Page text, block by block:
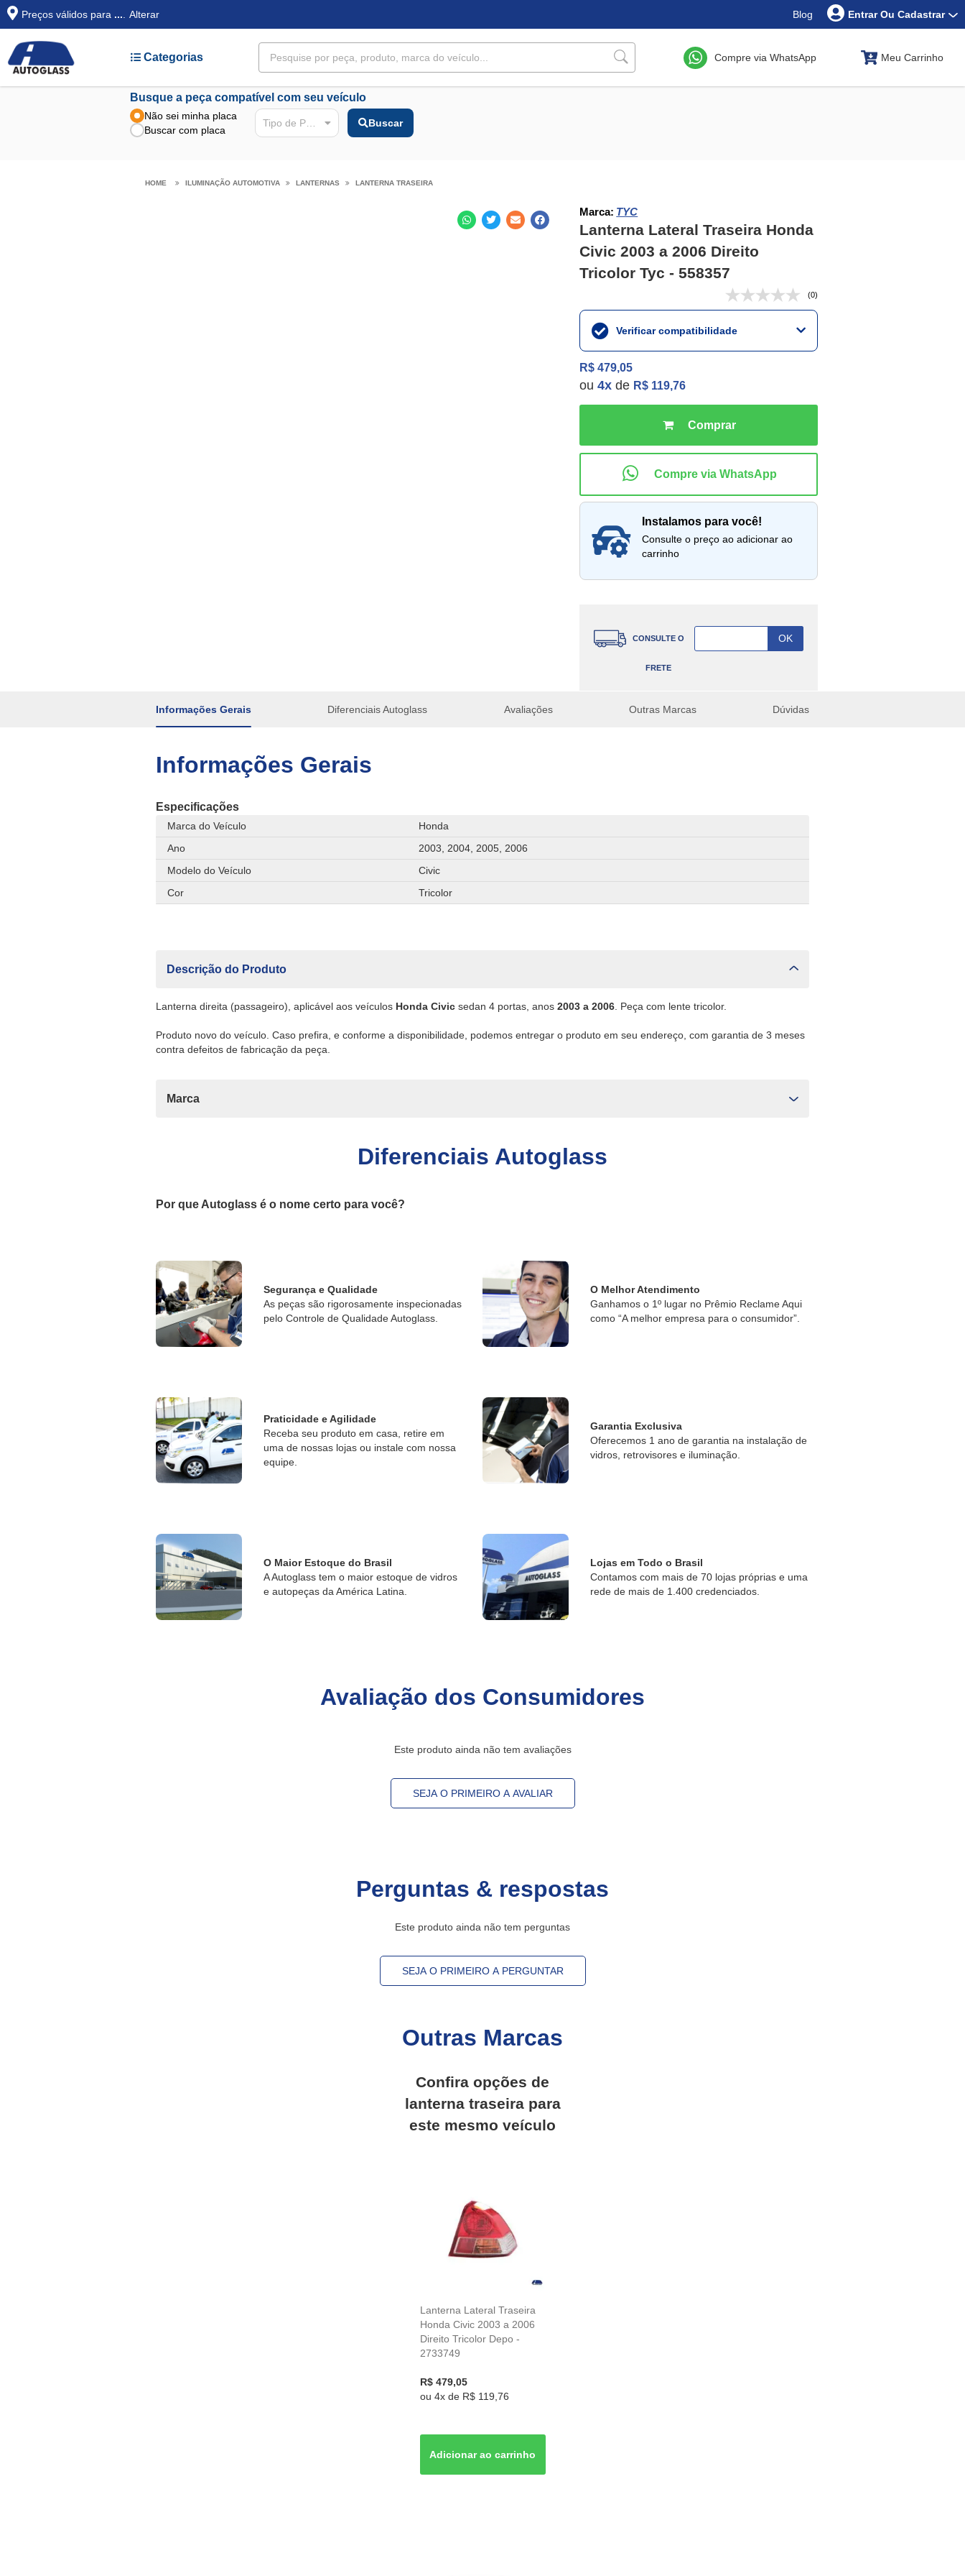
Preços válidos para ... Alterar Blog Entrar Ou Cadastrar
Categorias Compre via WhatsApp Meu Carrinho
Busque a peça compatível com seu veículo
Não sei minha placa
Buscar com placa
Tipo de Peça Buscar
ILUMINAÇÃO AUTOMOTIVA LANTERNAS LANTERNA TRASEIRA
Marca: TYC
Lanterna Lateral Traseira Honda
Civic 2003 a 2006 Direito
Tricolor Tyc - 558357
(0)
Verificar compatibilidade
R$ 479,05
ou4x de R$ 119,76
instalamos para você!
Consulte o preço ao adicionar ao
carrinho
CONSULTE O
FRETE
Informações Gerais Diferenciais Autoglass Avaliações Outras Marcas Dúvidas
Informações Gerais
Especificações
Marca do Veículo
Honda
Ano
2003, 2004, 2005, 2006
Modelo do Veículo
Civic
Cor
Tricolor
Descrição do Produto
Lanterna direita (passageiro), aplicável aos veículos Honda Civic sedan 4 portas, anos 2003 a 2006 . Peça com lente tricolor.
Produto novo do veículo. Caso prefira, e conforme a disponibilidade, podemos entregar o produto em seu endereço, com garantia de 3 meses
contra defeitos de fabricação da peça.
Marca
Diferenciais Autoglass
Por que Autoglass é o nome certo para você?
Segurança e Qualidade
As peças são rigorosamente inspecionadas
pelo Controle de Qualidade Autoglass.
O Melhor Atendimento
Ganhamos o 1º lugar no Prêmio Reclame Aqui
como “A melhor empresa para o consumidor”.
Praticidade e Agilidade
Receba seu produto em casa, retire em
uma de nossas lojas ou instale com nossa
equipe.
Garantia Exclusiva
Oferecemos 1 ano de garantia na instalação de
vidros, retrovisores e iluminação.
O Maior Estoque do Brasil
A Autoglass tem o maior estoque de vidros
e autopeças da América Latina.
Lojas em Todo o Brasil
Contamos com mais de 70 lojas próprias e uma
rede de mais de 1.400 credenciados.
Avaliação dos Consumidores
Este produto ainda não tem avaliações
SEJA O PRIMEIRO A AVALIAR
Perguntas & respostas
Este produto ainda não tem perguntas
SEJA O PRIMEIRO A PERGUNTAR
Outras Marcas
Confira opções de
lanterna traseira para
este mesmo veículo
Lanterna Lateral Traseira
Honda Civic 2003 a 2006
Direito Tricolor Depo -
2733749
R$ 479,05
ou 4xde R$ 119,76